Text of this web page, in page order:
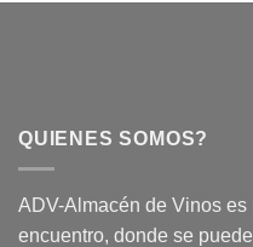
QUIENES SOMOS?
ADV-Almacén de Vinos
encuentro, donde se